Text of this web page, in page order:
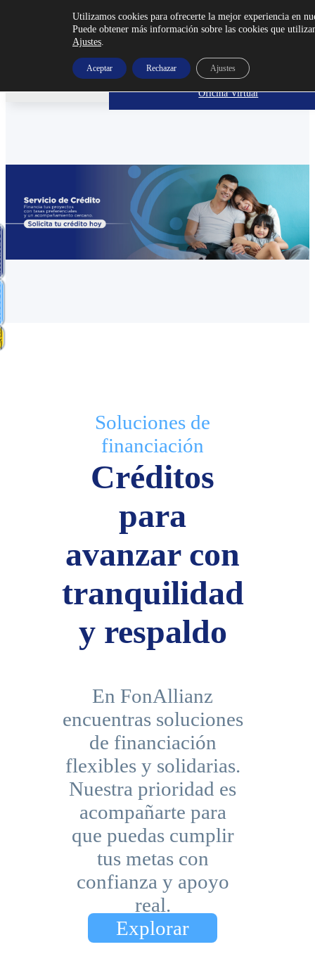
Skip to main content
Skip to footer
¡Afíliate Ya!
Oficina Virtual
Soluciones de
financiación​
Créditos
para
avanzar con
tranquilidad
y respaldo​
En FonAllianz
encuentras soluciones
de financiación
flexibles y solidarias.
Nuestra prioridad es
acompañarte para
que puedas cumplir
tus metas con
confianza y apoyo
real.​
Explorar
Utilizamos cookies para ofrecerte la mejor experiencia en
Puede obtener más información sobre las cookies que
Ajustes.
Aceptar Rechazar Ajustes